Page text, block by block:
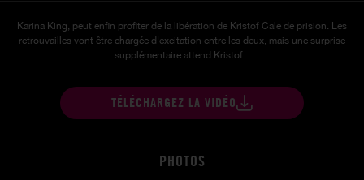
Karina King, peut enfin profiter de la libération de Kristof Cale de prision. Les
retrouvailles vont être chargée d'excitation entre les deux, mais une surprise
supplémentaire attend Kristof...
TÉLÉCHARGEZ LA VIDÉO
PHOTOS